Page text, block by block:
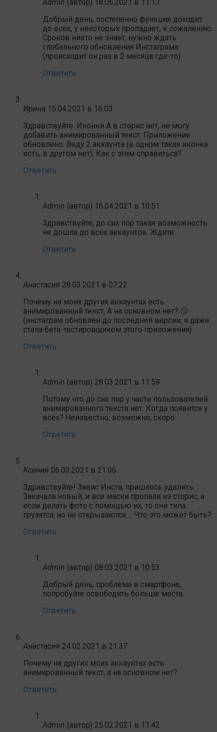
Admin (автор) 18.06.2021 в 11:17
Добрый день, постепенно функция доходит
до всех, у некоторых пропадает, к сожалению.
Сроков никто не знает, нужно ждать
глобального обновления Инстаграма
(происходит он раз в 2 месяца где-то).
Ответить
Ирина 15.04.2021 в 16:03
Здравствуйте. Иконки А в сторис нет, не могу
добавить анимированный текст. Приложение
обновлено. Веду 2 аккаунта (в одном такая иконка
есть, в другом нет). Как с этим справиться?
Ответить
Admin (автор) 16.04.2021 в 10:51
Здравствуйте, до сих пор такая возможность
не дошла до всех аккаунтов. Ждите.
Ответить
Анастасия 28.03.2021 в 07:22
Почему на моих других аккаунтах есть
анимированный текст, А на основном нет? 🙁
(инстаграм обновлён до последней версии, я даже
стала бета-тестировщиком этого приложения)
Ответить
Admin (автор) 28.03.2021 в 11:59
Потому что до сих пор у части пользователей
анимированного текста нет. Когда появится у
всех? Неизвестно, возможно, скоро.
Ответить
Ксения 06.03.2021 в 21:06
Здравствуйте! Завис Инста, пришлось удалить.
Закачала новый, и все маски пропали из сторис, а
если делать фото с помощью их, то они типа
грузятся, но не открыааются…. Что это может быть?
Ответить
Admin (автор) 08.03.2021 в 10:53
Добрый день, проблема в смартфоне,
попробуйте освободить больше места.
Ответить
Анастасия 24.02.2021 в 21:37
Почему на других моих аккаунтах есть
анимированный текст, а на основном нет?
Ответить
Admin (автор) 25.02.2021 в 11:42